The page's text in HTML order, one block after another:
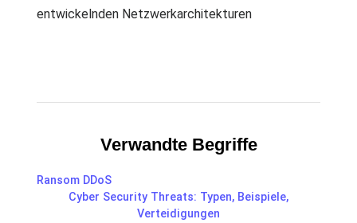
entwickelnden Netzwerkarchitekturen
Verwandte Begriffe
Ransom DDoS
Cyber Security Threats: Typen, Beispiele,
Verteidigungen